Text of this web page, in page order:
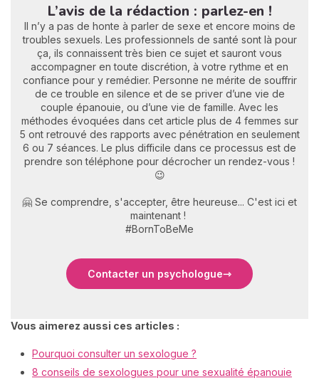
L’avis de la rédaction : parlez-en !
Il n’y a pas de honte à parler de sexe et encore moins de
troubles sexuels. Les professionnels de santé sont là pour
ça, ils connaissent très bien ce sujet et sauront vous
accompagner en toute discrétion, à votre rythme et en
confiance pour y remédier. Personne ne mérite de souffrir
de ce trouble en silence et de se priver d’une vie de
couple épanouie, ou d’une vie de famille. Avec les
méthodes évoquées dans cet article plus de 4 femmes sur
5 ont retrouvé des rapports avec pénétration en seulement
6 ou 7 séances. Le plus difficile dans ce processus est de
prendre son téléphone pour décrocher un rendez-vous !
😉
🤗 Se comprendre, s'accepter, être heureuse... C'est ici et
maintenant !
#BornToBeMe
Contacter un psychologue
Vous aimerez aussi ces articles :
Pourquoi consulter un sexologue ?
8 conseils de sexologues pour une sexualité épanouie